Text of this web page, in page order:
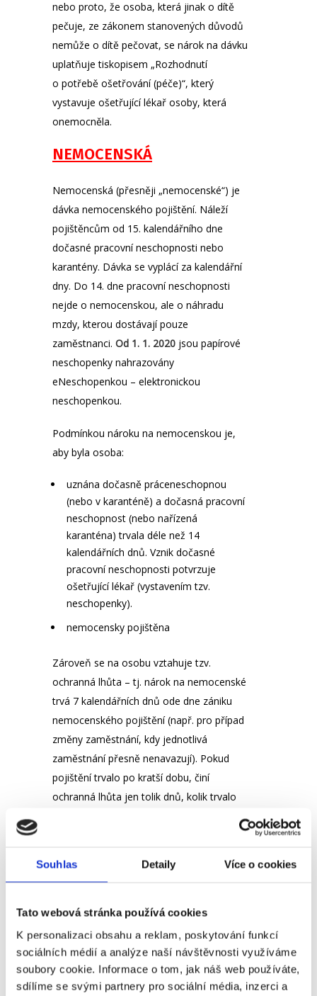
Souhlas Detaily Více o cookies
Tato webová stránka používá cookies
K personalizaci obsahu a reklam, poskytování funkcí
sociálních médií a analýze naší návštěvnosti využíváme
soubory cookie. Informace o tom, jak náš web používáte,
sdílíme se svými partnery pro sociální média, inzerci a
nebo proto, že osoba, která jinak o dítě
pečuje, ze zákonem stanovených důvodů
nemůže o dítě pečovat, se nárok na dávku
uplatňuje tiskopisem „Rozhodnutí
o potřebě ošetřování (péče)“, který
vystavuje ošetřující lékař osoby, která
onemocněla.
NEMOCENSKÁ
Nemocenská (přesněji „nemocenské“) je
dávka nemocenského pojištění. Náleží
pojištěncům od 15. kalendářního dne
dočasné pracovní neschopnosti nebo
karantény. Dávka se vyplácí za kalendářní
dny. Do 14. dne pracovní neschopnosti
nejde o nemocenskou, ale o náhradu
mzdy, kterou dostávají pouze
zaměstnanci. Od 1. 1. 2020 jsou papírové
neschopenky nahrazovány
eNeschopenkou – elektronickou
neschopenkou.
Podmínkou nároku na nemocenskou je,
aby byla osoba:
uznána dočasně práceneschopnou
(nebo v karanténě) a dočasná pracovní
neschopnost (nebo nařízená
karanténa) trvala déle než 14
kalendářních dnů. Vznik dočasné
pracovní neschopnosti potvrzuje
ošetřující lékař (vystavením tzv.
neschopenky).
nemocensky pojištěna
Zároveň se na osobu vztahuje tzv.
ochranná lhůta – tj. nárok na nemocenské
trvá 7 kalendářních dnů ode dne zániku
nemocenského pojištění (např. pro případ
změny zaměstnání, kdy jednotlivá
zaměstnání přesně nenavazují). Pokud
pojištění trvalo po kratší dobu, činí
ochranná lhůta jen tolik dnů, kolik trvalo
nepobírá
. Za prvních 14 dnů dočasné
pracovní neschopnosti vyplácí
zaměstnavatel zaměstnanci tzv. náhradu
Výše nemocenské